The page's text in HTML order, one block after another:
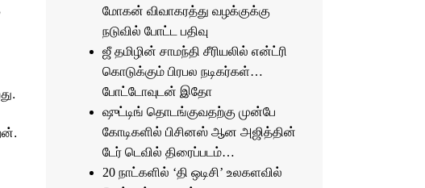
மோகன் விவாகரத்து வழக்குக்கு
நடுவில் போட்ட பதிவு
ஜீ தமிழின் சாமந்தி சீரியலில் என்ட்ரி
கொடுக்கும் பிரபல நடிகர்கள்…
போட்டோவுடன் இதோ
ஷுட்டிங் தொடங்குவதற்கு முன்பே
கோடிகளில் பிசினஸ் ஆன அஜித்தின்
டேர் டெவில் திரைப்படம்…
20 நாட்களில் ‘தி ஒடிசி’ உலகளவில்